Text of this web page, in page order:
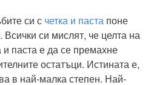
си с четка и паста поне
си мислят, че целта на
и паста е да се премахне
остатъци. Истината е,
в най-малка степен. Най-